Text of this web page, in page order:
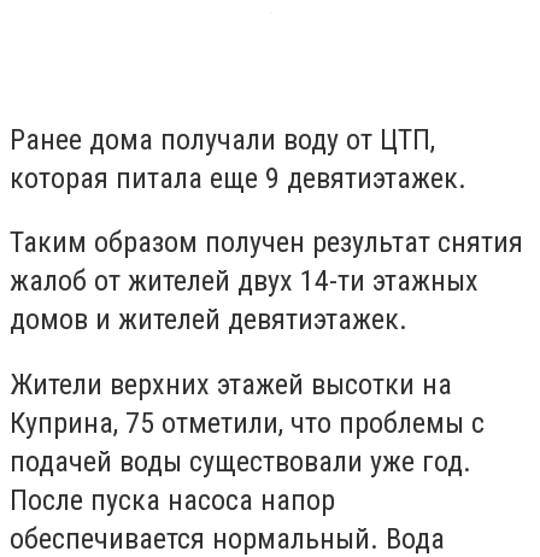
Ранее дома получали воду от ЦТП,
которая питала еще 9 девятиэтажек.
Таким образом получен результат снятия
жалоб от жителей двух 14-ти этажных
домов и жителей девятиэтажек.
Жители верхних этажей высотки на
Куприна, 75 отметили, что проблемы с
подачей воды существовали уже год.
После пуска насоса напор
обеспечивается нормальный. Вода